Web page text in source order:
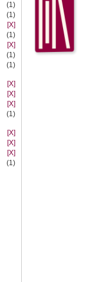
(1)
(1)
[X]
(1)
[X]
(1)
(1)
[X]
[X]
[X]
(1)
[X]
[X]
[X]
(1)